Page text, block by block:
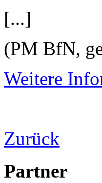
[...]
(PM BfN,
Weitere
Zurück
Partner